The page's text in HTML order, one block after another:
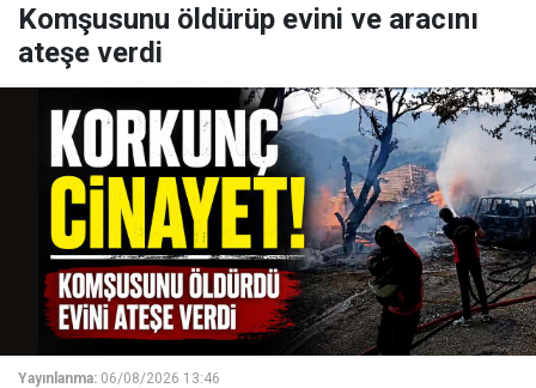
Komşusunu öldürüp evini ve aracını
ateşe verdi
Yayınlanma: 06/08/2026 13:46